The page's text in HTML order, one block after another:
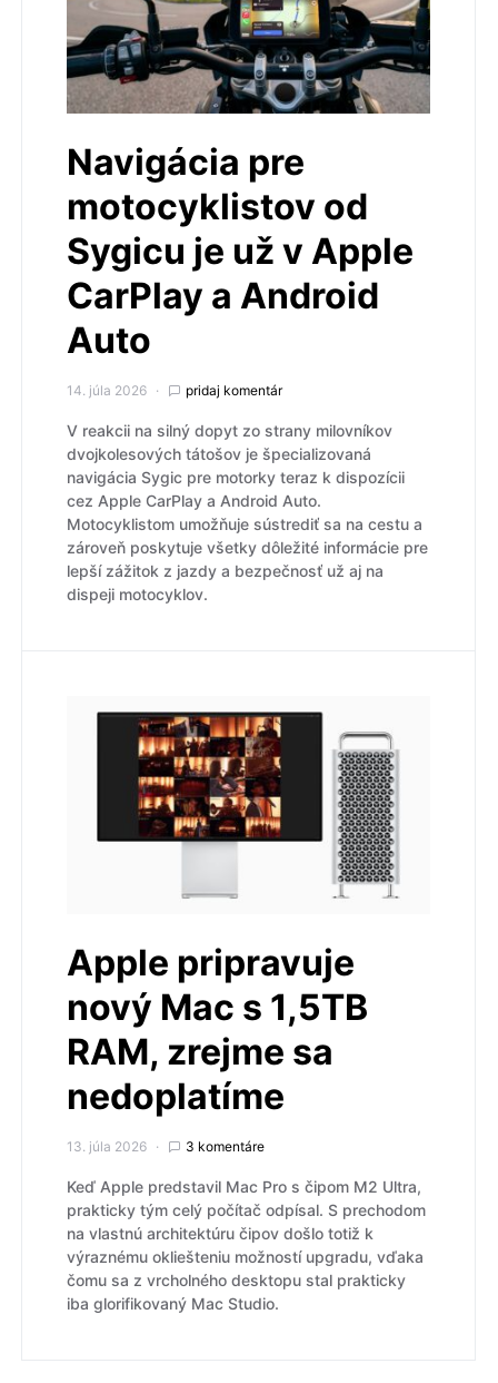
Navigácia pre
motocyklistov od
Sygicu je už v Apple
CarPlay a Android
Auto
14. júla 2026 pridaj komentár
V reakcii na silný dopyt zo strany milovníkov
dvojkolesových tátošov je špecializovaná
navigácia Sygic pre motorky teraz k dispozícii
cez Apple CarPlay a Android Auto.
Motocyklistom umožňuje sústrediť sa na cestu a
zároveň poskytuje všetky dôležité informácie pre
lepší zážitok z jazdy a bezpečnosť už aj na
dispeji motocyklov.
Apple pripravuje
nový Mac s 1,5TB
RAM, zrejme sa
nedoplatíme
13. júla 2026 3 komentáre
Keď Apple predstavil Mac Pro s čipom M2 Ultra,
prakticky tým celý počítač odpísal. S prechodom
na vlastnú architektúru čipov došlo totiž k
výraznému okliešteniu možností upgradu, vďaka
čomu sa z vrcholného desktopu stal prakticky
iba glorifikovaný Mac Studio.